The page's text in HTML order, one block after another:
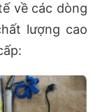
về các dòng
lượng cao